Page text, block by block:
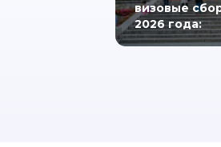
визовые
2026 года: